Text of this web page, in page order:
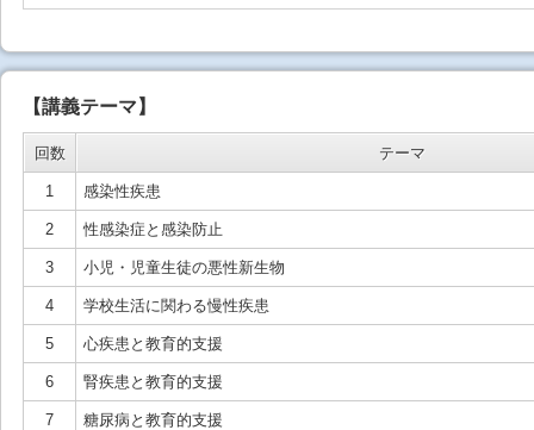
【講義テーマ】
回数 テーマ
1 感染性疾患
2 性感染症と感染防止
3 小児・児童生徒の悪性新生物
4 学校生活に関わる慢性疾患
5 心疾患と教育的支援
6 腎疾患と教育的支援
7 糖尿病と教育的支援